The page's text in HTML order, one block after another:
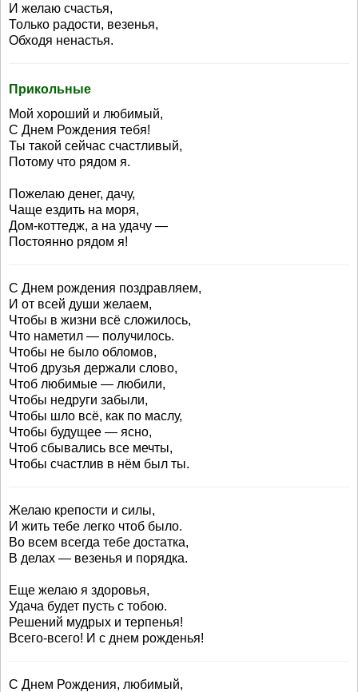
И желаю счастья,
Только радости, везенья,
Обходя ненастья.
Прикольные
Мой хороший и любимый,
С Днем Рождения тебя!
Ты такой сейчас счастливый,
Потому что рядом я.
Пожелаю денег, дачу,
Чаще ездить на моря,
Дом-коттедж, а на удачу —
Постоянно рядом я!
С Днем рождения поздравляем,
И от всей души желаем,
Чтобы в жизни всё сложилось,
Что наметил — получилось.
Чтобы не было обломов,
Чтоб друзья держали слово,
Чтоб любимые — любили,
Чтобы недруги забыли,
Чтобы шло всё, как по маслу,
Чтобы будущее — ясно,
Чтоб сбывались все мечты,
Чтобы счастлив в нём был ты.
Желаю крепости и силы,
И жить тебе легко чтоб было.
Во всем всегда тебе достатка,
В делах — везенья и порядка.
Еще желаю я здоровья,
Удача будет пусть с тобою.
Решений мудрых и терпенья!
Всего-всего! И с днем рожденья!
С Днем Рождения, любимый,